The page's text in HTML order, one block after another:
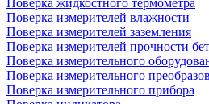
Поверка жидкостного термометра
Поверка измерителей влажности
Поверка измерителей заземления
Поверка измерителей прочности
Поверка измерительного
Поверка измерительного
Поверка измерительного прибора